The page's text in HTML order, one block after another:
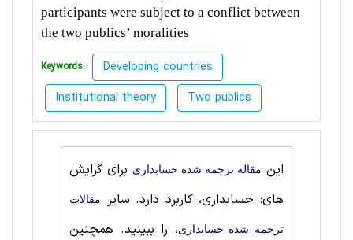
participants were subject to a conflict between
the two publics’ moralities
Keywords:
Developing countries
Institutional theory
Two publics
این مقاله ترجمه شده حسابداری برای گرایش
های: حسابداری، کاربرد دارد. سایر
مقالات
ترجمه شده حسابداری، را ببینید. همچنین